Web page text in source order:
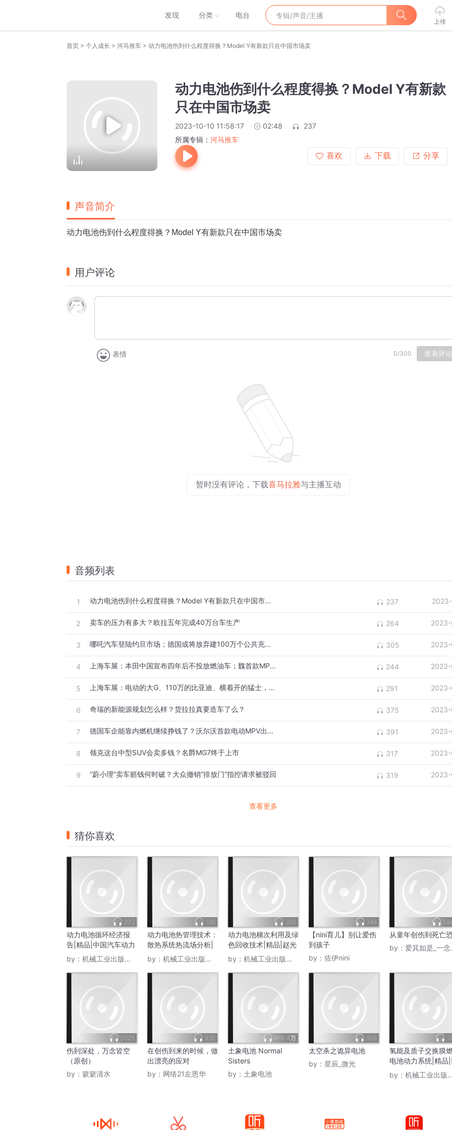
发现 分类 电台
上传
首页 > 个人成长 > 河马推车 > 动力电池伤到什么程度得换？Model Y有新款只在中国市场卖
动力电池伤到什么程度得换？Model Y有新款
只在中国市场卖
2023-10-10 11:58:17 02:48
237
所属专辑： 河马推车
喜欢
下载 分享
声音简介
动力电池伤到什么程度得换？Model Y有新款只在中国市场卖
用户评论
表情 0/300 发表评论
暂时没有评论，下载喜马拉雅与主播互动
音频列表
1 动力电池伤到什么程度得换？Model Y有新款只在中国市场卖 237
2 卖车的压力有多大？欧拉五年完成40万台车生产 264
3 哪吒汽车登陆约旦市场；德国或将放弃建100万个公共充电站目标 305
4 上海车展：本田中国宣布四年后不投放燃油车；魏首款MPV“高山”亮相 244
5 上海车展：电动的大G、110万的比亚迪、横着开的猛士，你选谁？ 291
6 奇瑞的新能源规划怎么样？货拉拉真要造车了么？ 375
7 德国车企能靠内燃机继续挣钱了？沃尔沃首款电动MPV出自吉利？ 391
8 领克这台中型SUV会卖多钱？名爵MG7终于上市 317
9 “蔚小理”卖车赔钱何时破？大众撤销“排放门”指控请求被驳回 319
查看更多
猜你喜欢
273
动力电池循环经济报
告|精品|中国汽车动力
电池产业创新联盟组
编；马小利等主编|当
代文学
by： 机械工业出版社电子书
180
动力电池热管理技术：
散热系统热流场分析|
精品|徐晓明胡东海|当
代文学
by： 机械工业出版社电子书
205
动力电池梯次利用及绿
色回收技术|精品|赵光
金，范茂松，王放放
主编|当代文学
by： 机械工业出版社电子书
744
【nini育儿】别让爱伤
到孩子
by： 佐伊nini
从童年创伤到死亡
by： 爱其如是_一念之转
3325
伤到深处，万念皆空
（原创）
by： 簌簌清水
935
在创伤到来的时候，做
出漂亮的应对
by： 网络21左恩华
666.4万
土象电池 Normal
Sisters
by： 土象电池
939
太空杀之诡异电池
by： 星辰_微光
氢能及质子交换膜
电池动力系统|精品|
学哲等 著|当代文学
by： 机械工业出版社电子书